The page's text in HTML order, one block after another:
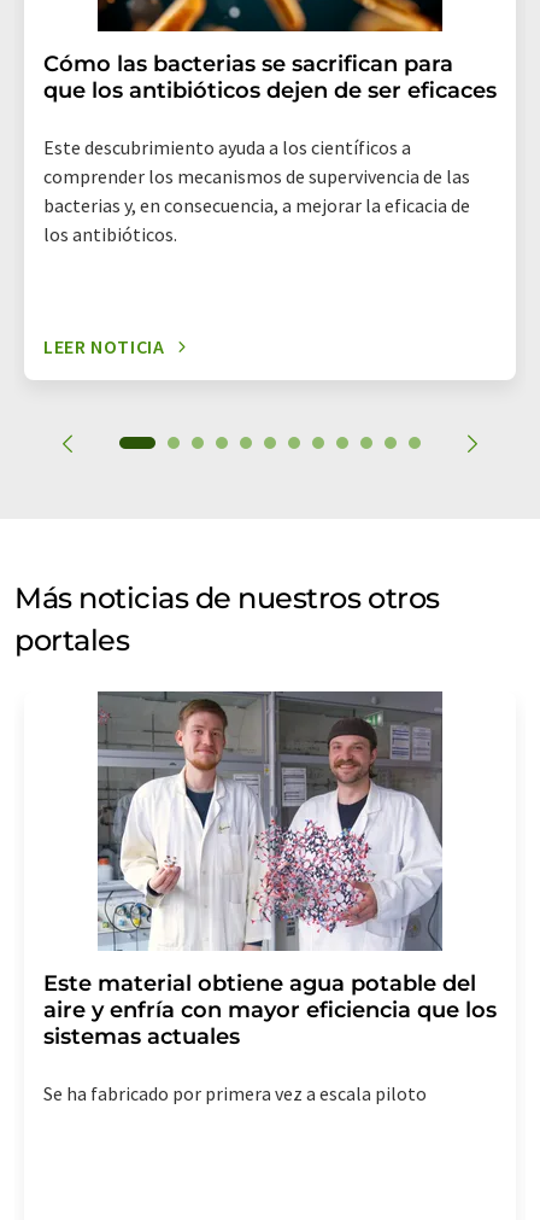
Cómo las bacterias se sacrifican para
que los antibióticos dejen de ser eficaces
Este descubrimiento ayuda a los científicos a
comprender los mecanismos de supervivencia de las
bacterias y, en consecuencia, a mejorar la eficacia de
los antibióticos.
LEER NOTICIA
Más noticias de nuestros otros
portales
Este material obtiene agua potable del
aire y enfría con mayor eficiencia que los
sistemas actuales
Se ha fabricado por primera vez a escala piloto